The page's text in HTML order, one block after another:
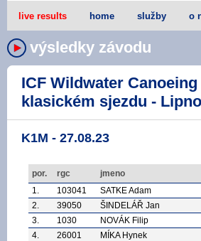
live results home služby o
výsledky závodu
ICF Wildwater
klasickém sjezdu -
K1M - 27.08.23
por. rgc jmeno
1.
103041 SATKE Adam
2.
39050 ŠINDELÁŘ Jan
3.
1030 NOVÁK Filip
4.
26001 MÍKA Hynek